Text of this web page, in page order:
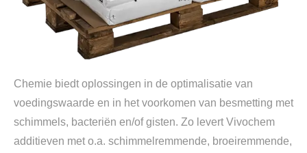
Chemie biedt oplossingen in de optimalisatie van
voedingswaarde en in het voorkomen van besmetting met
schimmels, bacteriën en/of gisten. Zo levert Vivochem
additieven met o.a. schimmelremmende, broeiremmende,